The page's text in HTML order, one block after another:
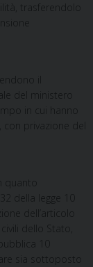
trasferendolo
il
del ministero
in cui hanno
privazione del
della legge 10
dell’articolo
dello Stato,
10
sia sottoposto